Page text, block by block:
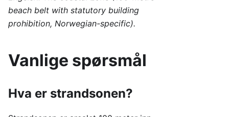
beach belt with statutory building
prohibition, Norwegian-specific).
Vanlige spørsmål
Hva er strandsonen?